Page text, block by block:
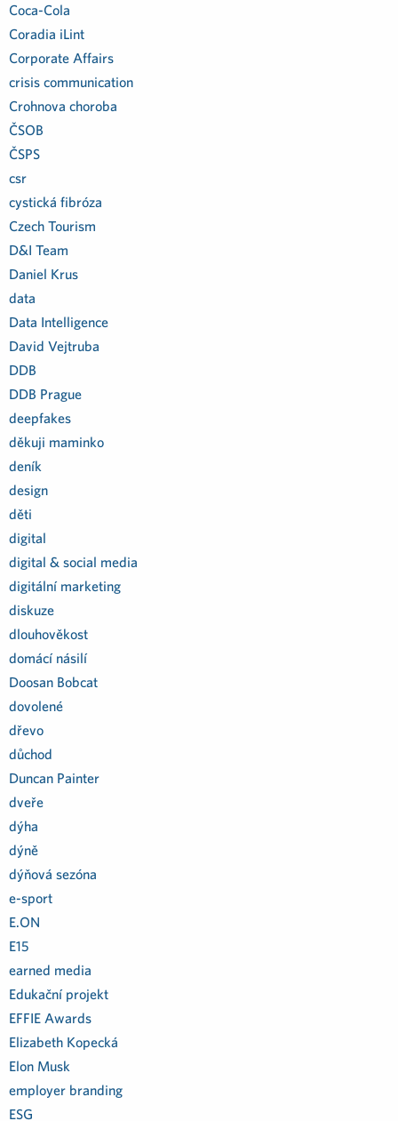
Coca-Cola
Coradia iLint
Corporate Affairs
crisis communication
Crohnova choroba
ČSOB
ČSPS
csr
cystická fibróza
Czech Tourism
D&I Team
Daniel Krus
data
Data Intelligence
David Vejtruba
DDB
DDB Prague
deepfakes
děkuji maminko
deník
design
děti
digital
digital & social media
digitální marketing
diskuze
dlouhověkost
domácí násilí
Doosan Bobcat
dovolené
dřevo
důchod
Duncan Painter
dveře
dýha
dýně
dýňová sezóna
e-sport
E.ON
E15
earned media
Edukační projekt
EFFIE Awards
Elizabeth Kopecká
Elon Musk
employer branding
ESG